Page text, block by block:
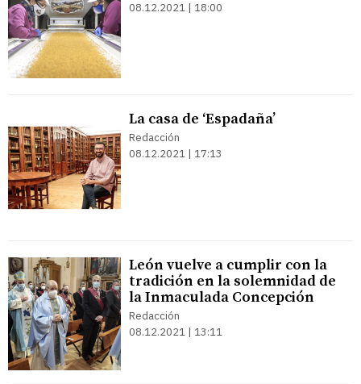
08.12.2021 | 18:00
La casa de ‘Espadaña’
Redacción
08.12.2021 | 17:13
León vuelve a cumplir con la
tradición en la solemnidad de
la Inmaculada Concepción
Redacción
08.12.2021 | 13:11